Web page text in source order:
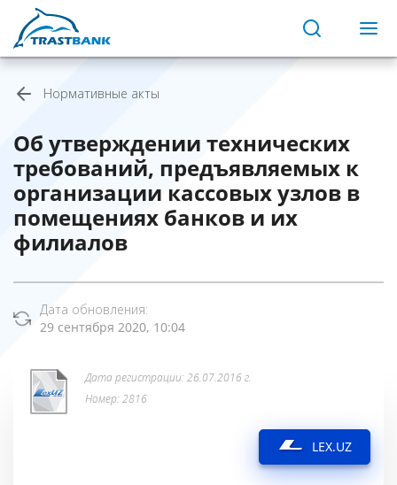
Нормативные акты
Об утверждении технических
требований, предъявляемых к
организации кассовых узлов в
помещениях банков и их
филиалов
Дата обновления:
29 сентября 2020, 10:04
Дата регистрации: 26.07.2016 г.
Номер: 2816
LEX.UZ